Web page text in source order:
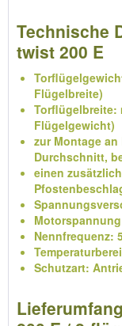
Technische
twist 200 E
Flügelbreite)
Torflügelbreite:
Flügelgewicht)
zur Montage an
Durchschnitt,
einen
Nennfrequenz:
Schutzart: